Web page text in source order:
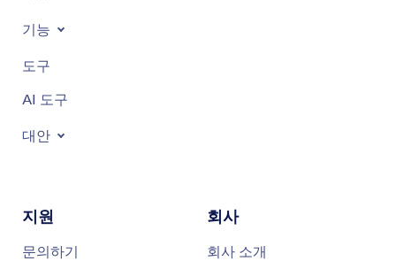
기능
도구
AI 도구
대안
지원
문의하기
회사
회사 소개